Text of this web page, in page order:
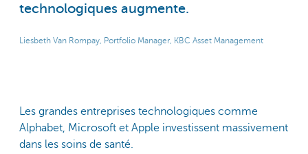
technologiques augmente.
Liesbeth Van Rompay, Portfolio Manager, KBC Asset Management
Les grandes entreprises technologiques comme
Alphabet, Microsoft et Apple investissent massivement
dans les soins de santé.